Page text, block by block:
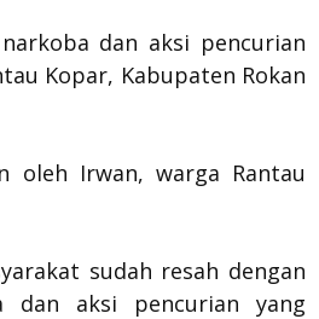
dan aksi pencurian
Kopar, Kabupaten Rokan
oleh Irwan, warga Rantau
sudah resah dengan
dan aksi pencurian yang